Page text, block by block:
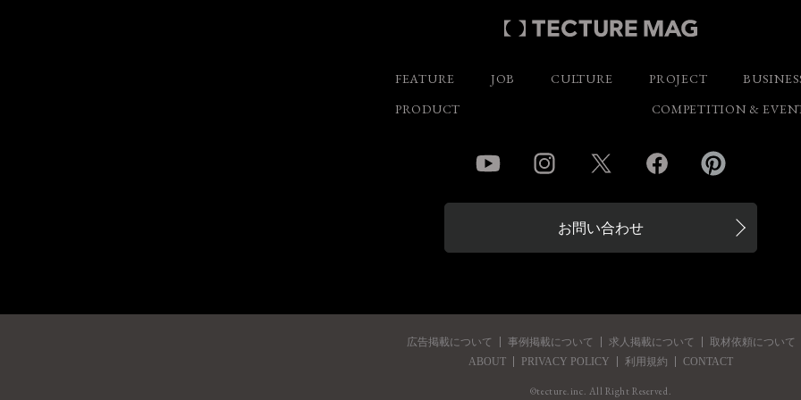
FEATURE JOB CULTURE PROJECT
PRODUCT
COMPETITION &
YouTube Instagram Twitter Facebook
お問い合わせ
広告掲載について 事例掲載について 求人掲載について
取材依頼について
ABOUT
PRIVACY POLICY 利用規約 CONTACT
©tecture.inc. All Right Reserved.